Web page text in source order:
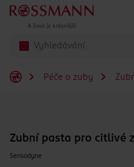
Přeskočit na hlavmní obsah
Péče o zuby
Zubní pasta pro citlivé
Sensodyne